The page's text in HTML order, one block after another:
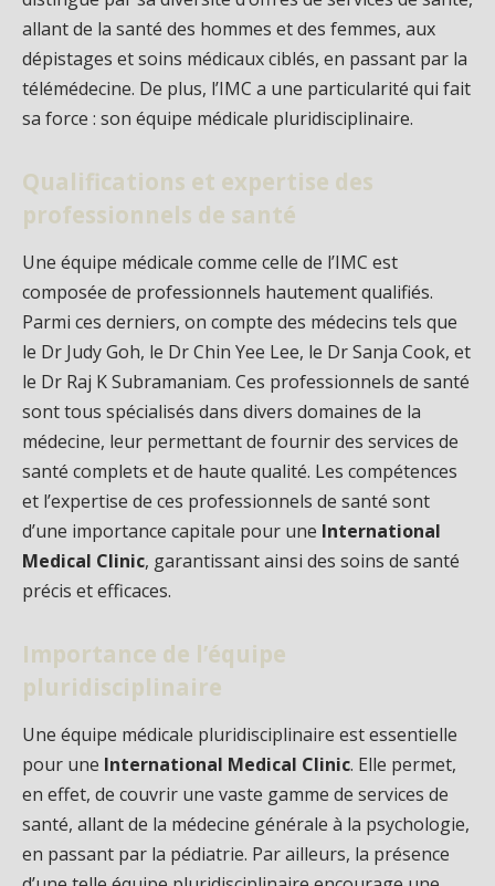
allant de la santé des hommes et des femmes, aux
dépistages et soins médicaux ciblés, en passant par la
télémédecine. De plus, l’IMC a une particularité qui fait
sa force : son équipe médicale pluridisciplinaire.
Qualifications et expertise des
professionnels de santé
Une équipe médicale comme celle de l’IMC est
composée de professionnels hautement qualifiés.
Parmi ces derniers, on compte des médecins tels que
le Dr Judy Goh, le Dr Chin Yee Lee, le Dr Sanja Cook, et
le Dr Raj K Subramaniam. Ces professionnels de santé
sont tous spécialisés dans divers domaines de la
médecine, leur permettant de fournir des services de
santé complets et de haute qualité. Les compétences
et l’expertise de ces professionnels de santé sont
d’une importance capitale pour une International
Medical Clinic, garantissant ainsi des soins de santé
précis et efficaces.
Importance de l’équipe
pluridisciplinaire
Une équipe médicale pluridisciplinaire est essentielle
pour une International Medical Clinic. Elle permet,
en effet, de couvrir une vaste gamme de services de
santé, allant de la médecine générale à la psychologie,
en passant par la pédiatrie. Par ailleurs, la présence